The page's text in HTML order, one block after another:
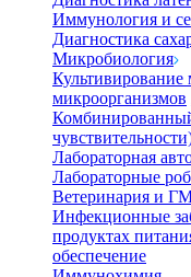
Иммунология и
Диагностика
Микробиология
Культивирование
микроорганизмов
Лабораторная
Лабораторные
Ветеринария и
Инфекционные
продуктах
обеспечение